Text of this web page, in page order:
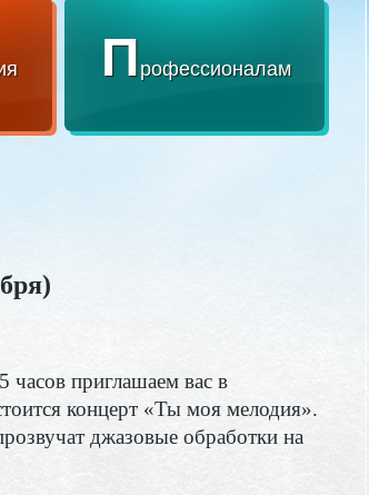
Профессионалам
часов приглашаем вас в
концерт «Ты моя мелодия».
джазовые обработки на